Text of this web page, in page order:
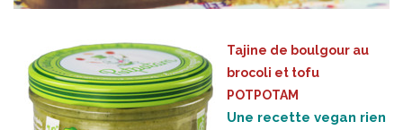
Tajine de boulgour au
brocoli et tofu
POTPOTAM
Une recette vegan rien